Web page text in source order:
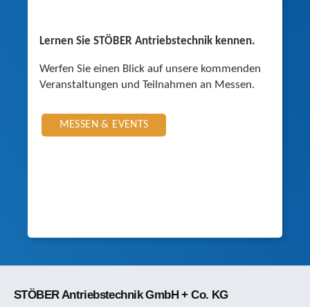
Lernen Sie STÖBER Antriebstechnik kennen.
Werfen Sie einen Blick auf unsere kommenden
Veranstaltungen und Teilnahmen an Messen.
MESSEN & EVENTS
STÖBER Antriebstechnik GmbH + Co. KG